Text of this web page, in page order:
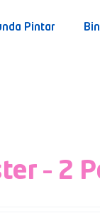
Pintar
– 2